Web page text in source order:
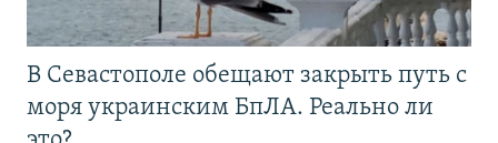
В Севастополе обещают закрыть путь с
моря украинским БпЛА. Реально ли